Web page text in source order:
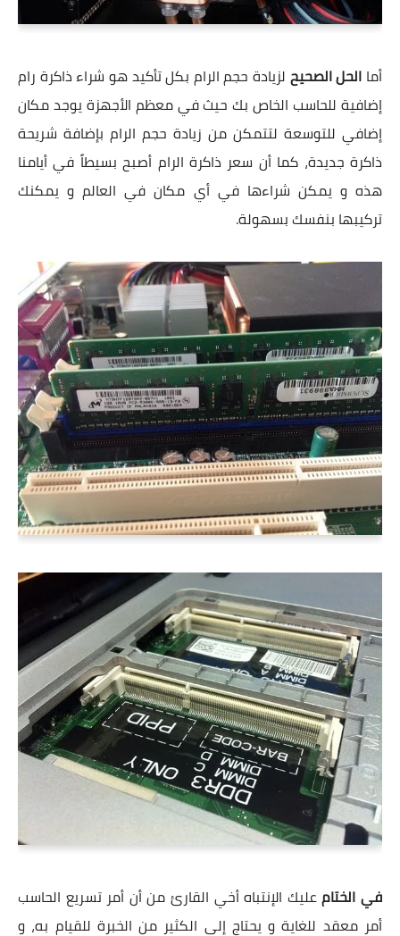
أما الحل الصحيح لزيادة حجم الرام بكل تأكيد هو شراء ذاكرة رام
إضافية للحاسب الخاص بك حيث في معظم الأجهزة يوجد مكان
إضافي للتوسعة لتتمكن من زيادة حجم الرام بإضافة شريحة
ذاكرة جديدة، كما أن سعر ذاكرة الرام أصبح بسيطاً في أيامنا
هذه و يمكن شراءها في أي مكان في العالم و يمكنك
تركيبها بنفسك بسهولة.
في الختامعليك الإنتباه أخي القارئ من أن أمر تسريع الحاسب
أمر معقد للغاية و يحتاج إلى الكثير من الخبرة للقيام به، و